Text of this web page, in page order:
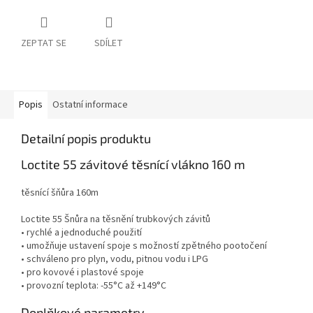
ZEPTAT SE SDÍLET
Popis Ostatní informace
Detailní popis produktu
Loctite 55 závitové těsnící vlákno 160 m
těsnící šňůra 160m
Loctite 55 Šnůra na těsnění trubkových závitů
• rychlé a jednoduché použití
• umožňuje ustavení spoje s možností zpětného pootočení
• schváleno pro plyn, vodu, pitnou vodu i LPG
• pro kovové i plastové spoje
• provozní teplota: -55°C až +149°C